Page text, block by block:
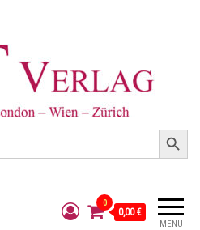
Search Button
MENÜ
0
0,00 €